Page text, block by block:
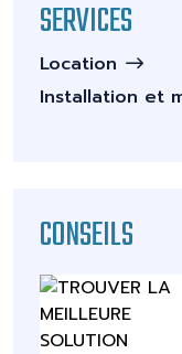
SERVICES
Location
Installation et
CONSEILS